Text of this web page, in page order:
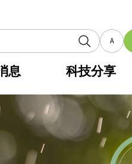
A
息 科技分享